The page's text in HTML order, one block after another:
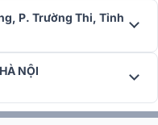
đặc trưng giúp bạn dễ
P. Trường Thi, Tỉnh
NỘI